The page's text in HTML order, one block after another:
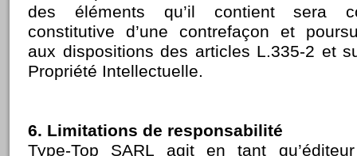
des éléments qu’il contient sera
constitutive d’une contrefaçon et
aux dispositions des articles L.335-2 et
Propriété Intellectuelle.
6. Limitations de responsabilité
Type-Top SARL agit en tant